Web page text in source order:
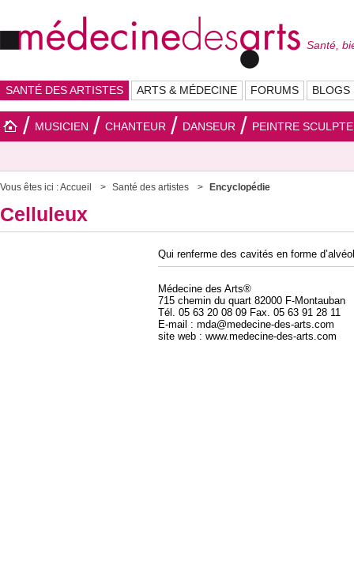
Santé,
SANTÉ DES ARTISTES ARTS & MÉDECINE FORUMS BLOGS
MUSICIEN CHANTEUR DANSEUR PEINTRE
Vous êtes ici :Accueil Santé des artistes Encyclopédie
Celluleux
Qui renferme des cavités en forme
Médecine des Arts®
715 chemin du quart 82000 F-Montauban
Tél. 05 63 20 08 09 Fax. 05 63 91 28 11
E-mail : mda@medecine-des-arts.com
site web : www.medecine-des-arts.com